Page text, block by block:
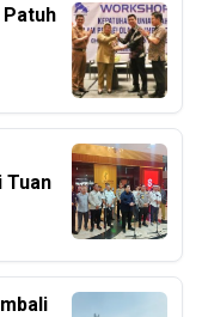
Patuh
Tuan